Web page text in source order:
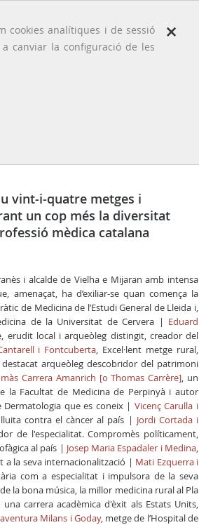
×
cookies analítiques i de sessió
canviar la configuració de les
vint-i-quatre metges i
un cop més la diversitat
mèdica catalana
i alcalde de Vielha e Mijaran amb intensa
amenaçat, ha d’exiliar-se quan comença la
de Medicina de l’Estudi General de Lleida i,
de la Universitat de Cervera | Eduard
erudit local i arqueòleg distingit, creador del
i Fontcuberta, Excel·lent metge rural,
arqueòleg descobridor del patrimoni
Carrera Amanrich [o Thomas Carrère], un
la Facultat de Medicina de Perpinyà i autor
Dermatologia que es coneix | Vicenç Carulla i
contra el càncer al país | Jordi Cortada i
de l'especialitat. Compromès políticament,
al país | Josep Maria Espadaler i Medina,
la seva internacionalització | Mati Ezquerra i
com a especialitat i impulsora de la seva
la bona música, la millor medicina rural al Pla
carrera acadèmica d'èxit als Estats Units,
Milans i Goday, metge de l’Hospital de